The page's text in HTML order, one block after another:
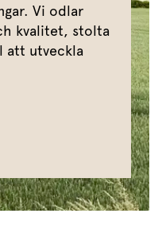
Vi odlar
kvalitet, stolta
att utveckla